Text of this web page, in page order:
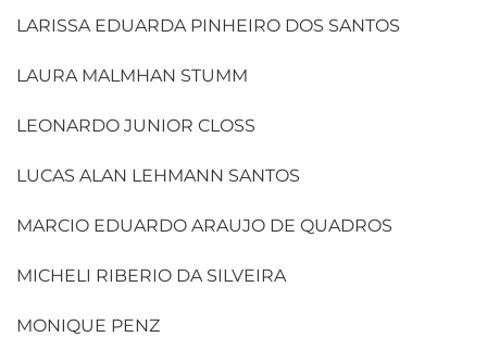
LARISSA EDUARDA PINHEIRO DOS SANTOS
LAURA MALMHAN STUMM
LEONARDO JUNIOR CLOSS
LUCAS ALAN LEHMANN SANTOS
MARCIO EDUARDO ARAUJO DE QUADROS
MICHELI RIBERIO DA SILVEIRA
MONIQUE PENZ